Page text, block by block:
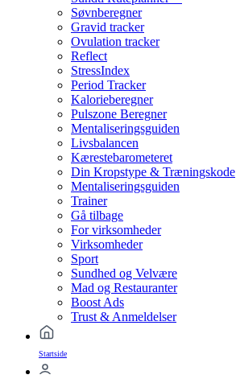
Søvnberegner
Gravid tracker
Ovulation tracker
Reflect
StressIndex
Period Tracker
Kalorieberegner
Pulszone Beregner
Mentaliseringsguiden
Livsbalancen
Kærestebarometeret
Din Kropstype & Træningskode
Mentaliseringsguiden
Trainer
Gå tilbage
For virksomheder
Virksomheder
Sport
Sundhed og Velvære
Mad og Restauranter
Boost Ads
Trust & Anmeldelser
Startside